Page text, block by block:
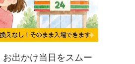
お出かけ当日をスムー